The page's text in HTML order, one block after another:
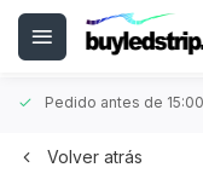
Pedido antes de
Volver atrás